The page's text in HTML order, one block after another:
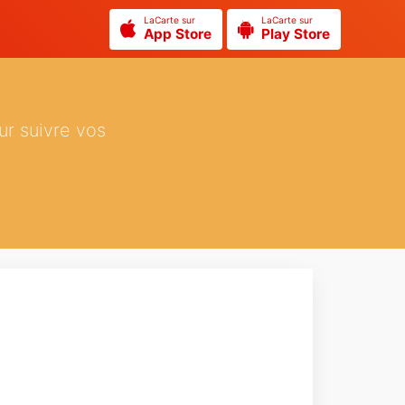
LaCarte sur
App Store
LaCarte sur
Play Store
suivre vos